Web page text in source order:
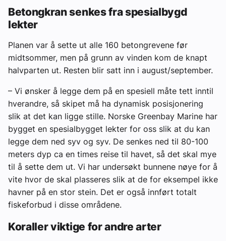
Betongkran senkes fra spesialbygd
lekter
Planen var å sette ut alle 160 betongrevene før
midtsommer, men på grunn av vinden kom de knapt
halvparten ut. Resten blir satt inn i august/september.
– Vi ønsker å legge dem på en spesiell måte tett inntil
hverandre, så skipet må ha dynamisk posisjonering
slik at det kan ligge stille. Norske Greenbay Marine har
bygget en spesialbygget lekter for oss slik at du kan
legge dem ned syv og syv. De senkes ned til 80-100
meters dyp ca en times reise til havet, så det skal mye
til å sette dem ut. Vi har undersøkt bunnene nøye for å
vite hvor de skal plasseres slik at de for eksempel ikke
havner på en stor stein. Det er også innført totalt
fiskeforbud i disse områdene.
Koraller viktige for andre arter